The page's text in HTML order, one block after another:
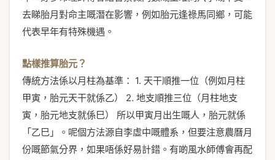
去睇胎月對命主嘅潛在影響，例如胎元逢祿馬同鄉，可能
代表早年有特殊機遇。
點樣推算胎元？
傳統方法係以月柱為基準： 1. 天干順推一位（例如月柱
甲寅，胎元天干就係乙） 2. 地支順推三位（月柱地支
寅，胎元地支就係巳） 所以甲寅月出生嘅人，胎元就係
「乙巳」。呢個方法源自李虛中嘅體系，但要注意農曆月
份嘅節氣分界，如果唔係好易計錯。有啲風水師傅會再配